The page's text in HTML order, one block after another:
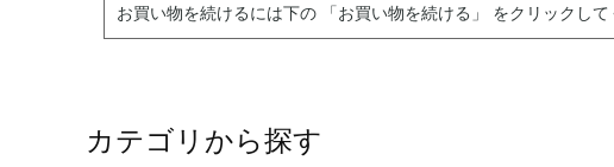
お買い物を続けるには下の 「お買い物を続ける」 をクリックして
カテゴリから探す